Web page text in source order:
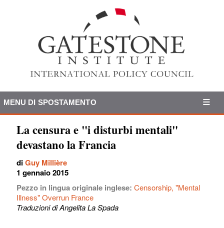
MENU DI SPOSTAMENTO
La censura e "i disturbi mentali"
devastano la Francia
diGuy Millière
1 gennaio 2015
Pezzo in lingua originale inglese: Censorship, "Mental
Illness" Overrun France
Traduzioni di Angelita La Spada